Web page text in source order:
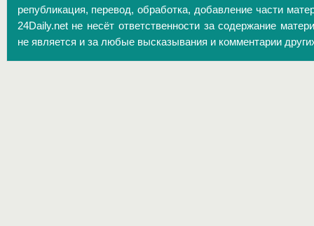
републикация, перевод, обработка, добавление части
24Daily.net не несёт ответственности за содержание
не является и за любые высказывания и комментарии